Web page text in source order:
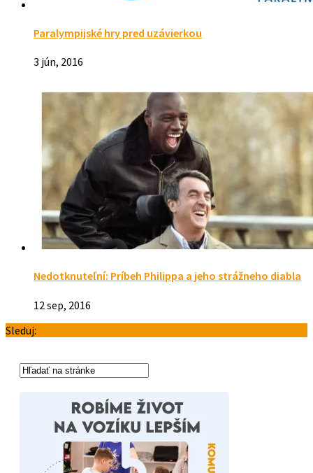
Paralympijské hry pred uzávierkou
3 jún, 2016
Nedotknuteľní: Príbeh Philippa a jeho strážneho diabla
12 sep, 2016
Sleduj: